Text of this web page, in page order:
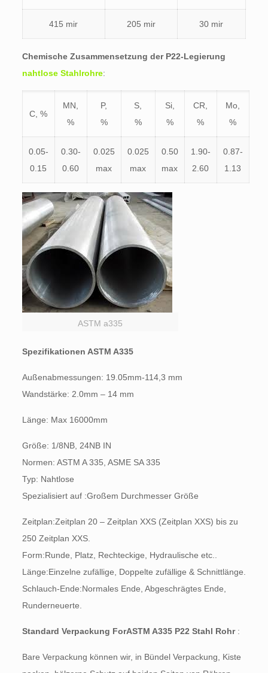
415 mir 205 mir 30 mir
Chemische Zusammensetzung der P22-Legierung
nahtlose Stahlrohre:
C, %
MN,
%
P,
%
S,
%
Si,
%
CR,
%
Mo,
%
0.05-
0.15
0.30-
0.60
0.025
max
0.025
max
0.50
max
1.90-
2.60
0.87-
1.13
ASTM a335
Spezifikationen ASTM A335
Außenabmessungen: 19.05mm-114,3 mm
Wandstärke: 2.0mm – 14 mm
Länge: Max 16000mm
Größe: 1/8NB, 24NB IN
Normen: ASTM A 335, ASME SA 335
Typ: Nahtlose
Spezialisiert auf :Großem Durchmesser Größe
Zeitplan:Zeitplan 20 – Zeitplan XXS (Zeitplan XXS) bis zu
250 Zeitplan XXS.
Form:Runde, Platz, Rechteckige, Hydraulische etc..
Länge:Einzelne zufällige, Doppelte zufällige & Schnittlänge.
Schlauch-Ende:Normales Ende, Abgeschrägtes Ende,
Runderneuerte.
Standard Verpackung ForASTM A335 P22 Stahl Rohr :
Bare Verpackung können wir, in Bündel Verpackung, Kiste